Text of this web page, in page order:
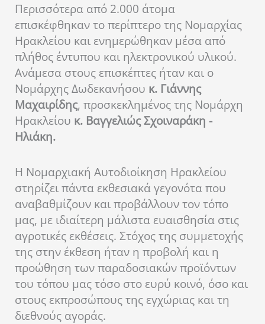
Περισσότερα από 2.000 άτομα
επισκέφθηκαν το περίπτερο της Νομαρχίας
Ηρακλείου και ενημερώθηκαν μέσα από
πλήθος έντυπου και ηλεκτρονικού υλικού.
Ανάμεσα στους επισκέπτες ήταν και ο
Νομάρχης Δωδεκανήσου κ. Γιάννης
Μαχαιρίδης, προσκεκλημένος της Νομάρχη
Ηρακλείου κ. Βαγγελιώς Σχοιναράκη -
Ηλιάκη.
Η Νομαρχιακή Αυτοδιοίκηση Ηρακλείου
στηρίζει πάντα εκθεσιακά γεγονότα που
αναβαθμίζουν και προβάλλουν τον τόπο
μας, με ιδιαίτερη μάλιστα ευαισθησία στις
αγροτικές εκθέσεις. Στόχος της συμμετοχής
της στην έκθεση ήταν η προβολή και η
προώθηση των παραδοσιακών προϊόντων
του τόπου μας τόσο στο ευρύ κοινό, όσο και
στους εκπροσώπους της εγχώριας και τη
διεθνούς αγοράς.